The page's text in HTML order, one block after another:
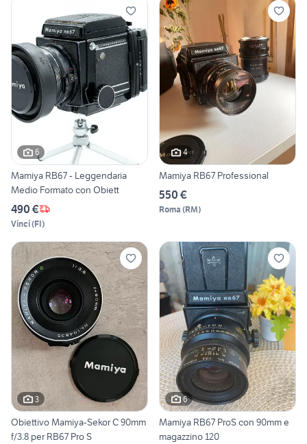
6
Mamiya RB67 - Leggendaria
Medio Formato con Obiett
490 €
Vinci(FI)
4
Mamiya RB67 Professional
550 €
Roma (RM)
3
Obiettivo Mamiya-Sekor C 90mm
f/3.8 per RB67 Pro S
6
Mamiya RB67 ProS con 90mm e
magazzino 120